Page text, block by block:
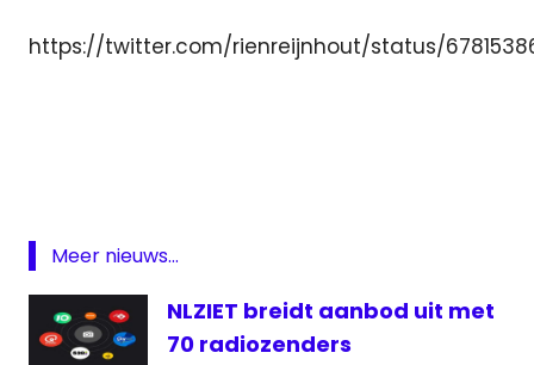
https://twitter.com/rienreijnhout/status/
Radio
sportverslag
Meer nieuws...
NLZIET breidt aanbod uit met
70 radiozenders